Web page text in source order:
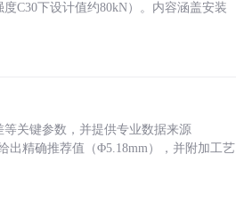
C30下设计值约80kN）。内容涵盖安装
关键参数，并提供专业数据来源
出精确推荐值（Φ5.18mm），并附加工艺